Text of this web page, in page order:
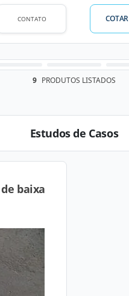
CONTATO COTAR
9 PRODUTOS LISTADOS
Estudos de Casos
baixa